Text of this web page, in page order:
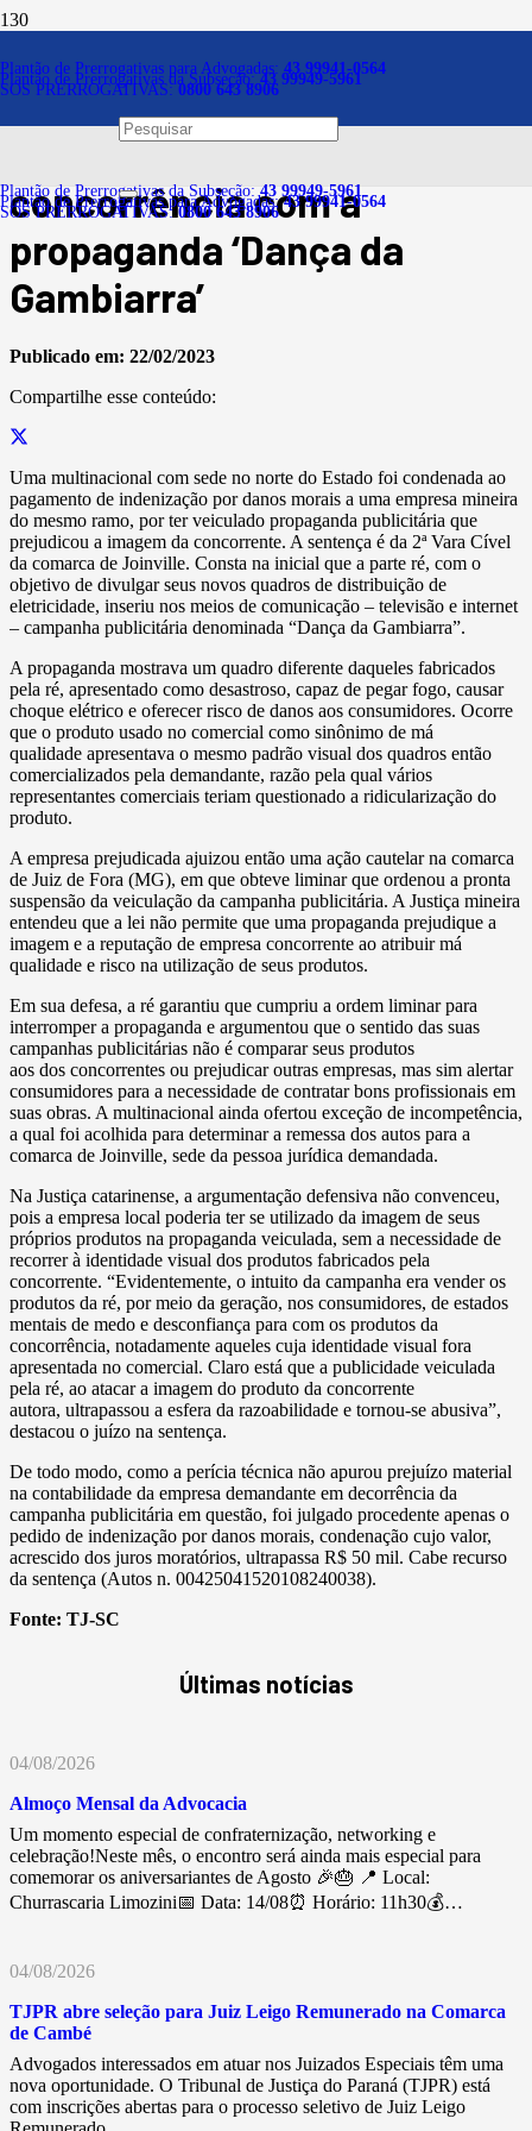
Plantão de Prerrogativas para Advogadas: 43 99941-0564
Plantão de Prerrogativas da Subseção:43 99949-5961
SOS PRERROGATIVAS:0800 643 8906
Plantão de Prerrogativas da Subseção:43 99949-5961
Plantão de Prerrogativas para Advogadas:43 99941-0564
SOS PRERROGATIVAS:0800 643 8906
Multinacional é condenada
por tripudiar sobre
concorrência com a
propaganda ‘Dança da
Gambiarra’
Publicado em: 22/02/2023
Compartilhe esse conteúdo:
Uma multinacional com sede no norte do Estado foi condenada ao
pagamento de indenização por danos morais a uma empresa mineira
do mesmo ramo, por ter veiculado propaganda publicitária que
prejudicou a imagem da concorrente. A sentença é da 2ª Vara Cível
da comarca de Joinville. Consta na inicial que a parte ré, com o
objetivo de divulgar seus novos quadros de distribuição de
eletricidade, inseriu nos meios de comunicação – televisão e internet
– campanha publicitária denominada “Dança da Gambiarra”.
A propaganda mostrava um quadro diferente daqueles fabricados
pela ré, apresentado como desastroso, capaz de pegar fogo, causar
choque elétrico e oferecer risco de danos aos consumidores. Ocorre
que o produto usado no comercial como sinônimo de má
qualidade apresentava o mesmo padrão visual dos quadros então
comercializados pela demandante, razão pela qual vários
representantes comerciais teriam questionado a ridicularização do
produto.
A empresa prejudicada ajuizou então uma ação cautelar na comarca
de Juiz de Fora (MG), em que obteve liminar que ordenou a pronta
suspensão da veiculação da campanha publicitária. A Justiça mineira
entendeu que a lei não permite que uma propaganda prejudique a
imagem e a reputação de empresa concorrente ao atribuir má
qualidade e risco na utilização de seus produtos.
Em sua defesa, a ré garantiu que cumpriu a ordem liminar para
interromper a propaganda e argumentou que o sentido das suas
campanhas publicitárias não é comparar seus produtos
aos dos concorrentes ou prejudicar outras empresas, mas sim alertar
consumidores para a necessidade de contratar bons profissionais em
suas obras. A multinacional ainda ofertou exceção de incompetência,
a qual foi acolhida para determinar a remessa dos autos para a
comarca de Joinville, sede da pessoa jurídica demandada.
Na Justiça catarinense, a argumentação defensiva não convenceu,
pois a empresa local poderia ter se utilizado da imagem de seus
próprios produtos na propaganda veiculada, sem a necessidade de
recorrer à identidade visual dos produtos fabricados pela
concorrente. “Evidentemente, o intuito da campanha era vender os
produtos da ré, por meio da geração, nos consumidores, de estados
mentais de medo e desconfiança para com os produtos da
concorrência, notadamente aqueles cuja identidade visual fora
apresentada no comercial. Claro está que a publicidade veiculada
pela ré, ao atacar a imagem do produto da concorrente
autora, ultrapassou a esfera da razoabilidade e tornou-se abusiva”,
destacou o juízo na sentença.
De todo modo, como a perícia técnica não apurou prejuízo material
na contabilidade da empresa demandante em decorrência da
campanha publicitária em questão, foi julgado procedente apenas o
pedido de indenização por danos morais, condenação cujo valor,
acrescido dos juros moratórios, ultrapassa R$ 50 mil. Cabe recurso
da sentença (Autos n. 00425041520108240038).
Fonte: TJ-SC
Últimas notícias
04/08/2026
Almoço Mensal da Advocacia
Um momento especial de confraternização, networking e
celebração!Neste mês, o encontro será ainda mais especial para
comemorar os aniversariantes de Agosto 🎉🎂 📍 Local:
Churrascaria Limozini📅 Data: 14/08⏰ Horário: 11h30💰…
04/08/2026
TJPR abre seleção para Juiz Leigo Remunerado na Comarca
de Cambé
Advogados interessados em atuar nos Juizados Especiais têm uma
nova oportunidade. O Tribunal de Justiça do Paraná (TJPR) está
com inscrições abertas para o processo seletivo de Juiz Leigo